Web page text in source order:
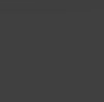
die Schaltflächen